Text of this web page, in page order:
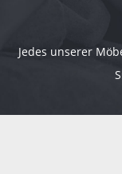
Jedes unserer